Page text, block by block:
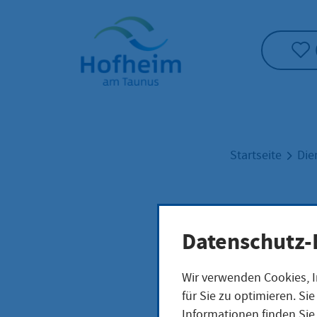
Startseite"
Startseite
Wir verwenden
für Sie zu optimieren.